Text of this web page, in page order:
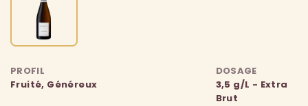
PROFIL
Fruité, Généreux
DOSAGE
3,5 g/L - Extra
Brut